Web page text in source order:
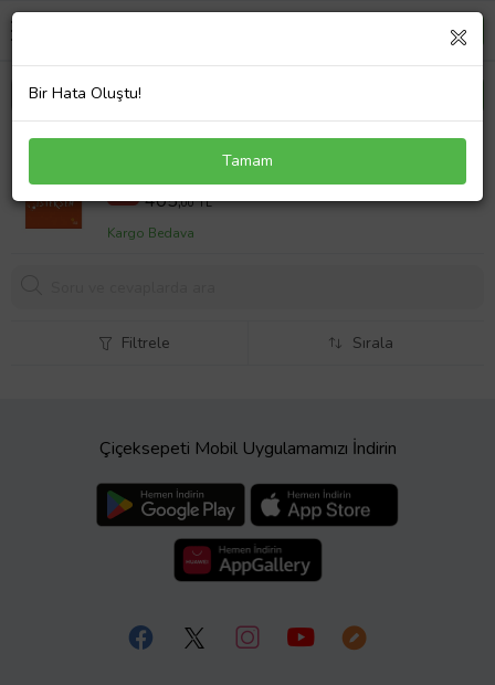
%17 487,5 TL
405,00 TL
Kargo Bedava
Filtrele Sırala
Çiçeksepeti Mobil Uygulamamızı İndirin
Bir Hata Oluştu!
Tamam